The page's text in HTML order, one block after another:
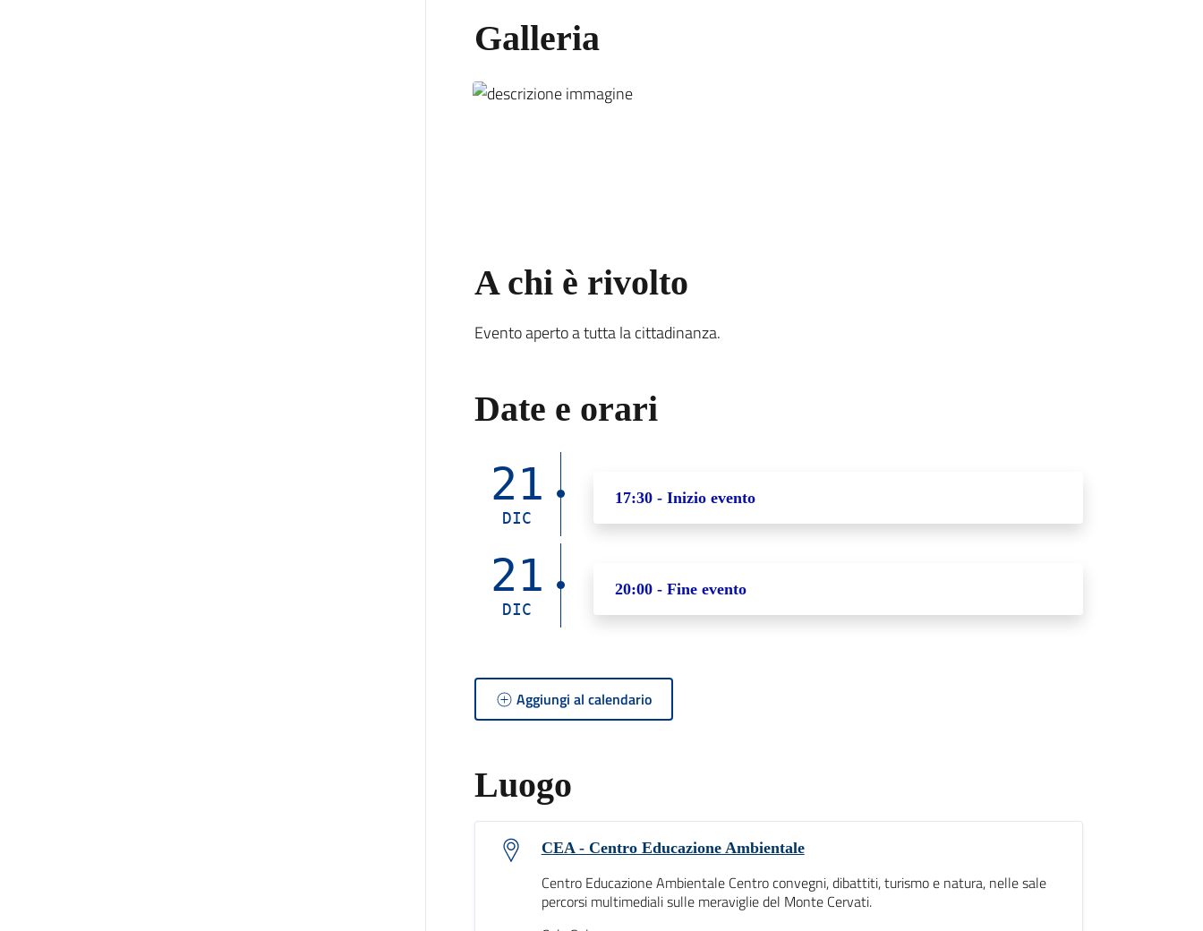
Galleria
A chi è rivolto
Evento aperto a tutta la cittadinanza.
Date e orari
21
DIC
17:30 - Inizio evento
21
DIC
20:00 - Fine evento
Aggiungi al calendario
Luogo
CEA - Centro Educazione Ambientale
Centro Educazione Ambientale Centro convegni, dibattiti, turismo e natura, nelle sale
percorsi multimediali sulle meraviglie del Monte Cervati.